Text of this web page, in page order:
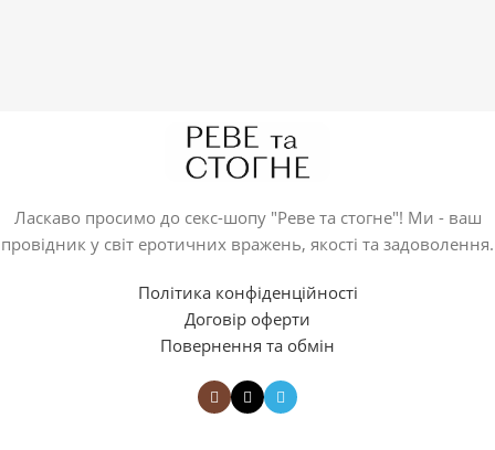
Ласкаво просимо до секс-шопу "Реве та стогне"! Ми - ваш
провідник у світ еротичних вражень, якості та задоволення.
Політика конфіденційності
Договір оферти
Повернення та обмін